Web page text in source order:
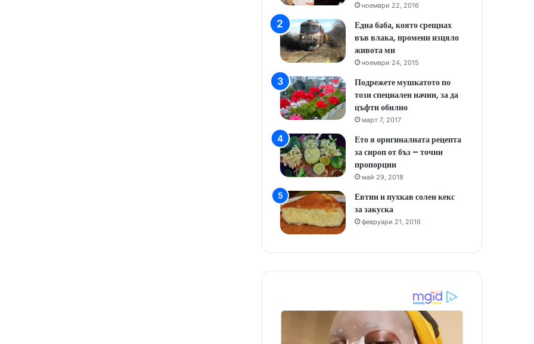
ноември 22, 2016
Една баба, която срещнах
във влака, промени изцяло
живота ми
ноември 24, 2015
Подрежете мушкатото по
този специален начин, за да
цъфти обилно
март 7, 2017
Ето я оригиналната рецепта
за сироп от бъз – точни
пропорции
май 29, 2018
Евтин и пухкав солен кекс
за закуска
февруари 21, 2016